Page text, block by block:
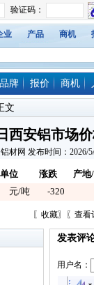
业 产品 商机
品牌 报价 商机
文
西安铝市场
材网 发布时间：2026/
单位 涨跌
产地
元/吨 -320
〖 收藏〗〖 查看
发表评
用户名：